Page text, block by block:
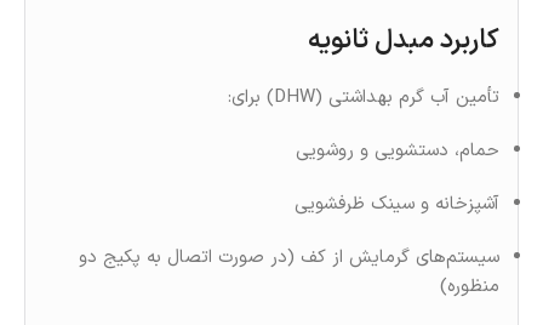
کاربرد مبدل ثانویه
تأمین آب گرم بهداشتی (DHW) برای:
حمام، دستشویی و روشویی
آشپزخانه و سینک ظرفشویی
سیستم‌های گرمایش از کف (در صورت اتصال به پکیج دو
منظوره)